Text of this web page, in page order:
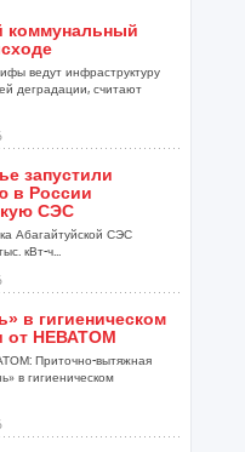
коммунальный
ведут инфраструктуру
деградации, считают
запустили
в России
СЭС
Абагайтуйской СЭС
кВт-ч...
в гигиеническом
от НЕВАТОМ
Приточно-вытяжная
в гигиеническом